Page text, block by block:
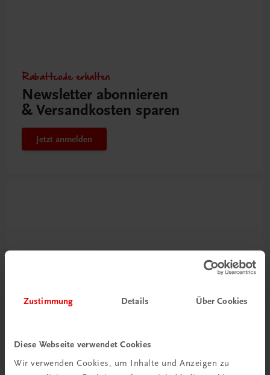
Zustimmung Details Über Cookies
Diese Webseite verwendet Cookies
Wir verwenden Cookies, um Inhalte und Anzeigen zu
Rabattcode erhalten
Newsletter abonnieren
& Versandkosten sparen
Jetzt anmelden
Neu zur DigiBox
Tipps & Tricks
Mehr dazu